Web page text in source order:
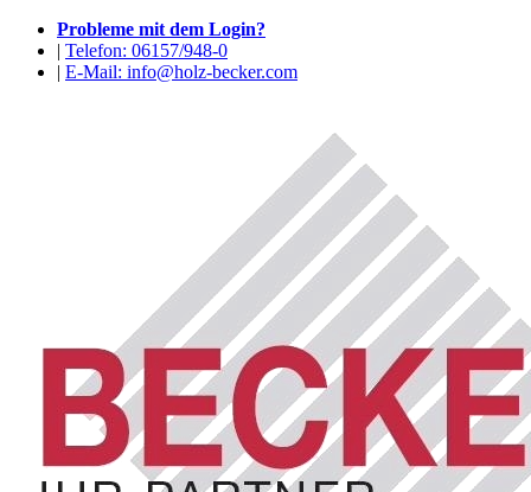
Probleme mit dem Login?
| Telefon: 06157/948-0
| E-Mail: info@holz-becker.com